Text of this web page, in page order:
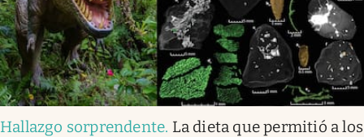
Hallazgo sorprendente. La dieta que permitió a los